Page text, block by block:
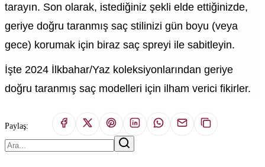
tarayın. Son olarak, istediğiniz şekli elde ettiğinizde,
geriye doğru taranmış saç stilinizi gün boyu (veya
gece) korumak için biraz saç spreyi ile sabitleyin.
İşte 2024 İlkbahar/Yaz koleksiyonlarından geriye
doğru taranmış saç modelleri için ilham verici fikirler.
Paylaş: